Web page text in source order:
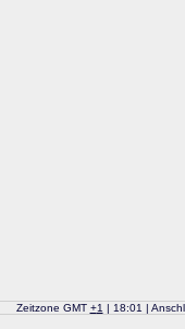
Zeitzone GMT +1 | 18:01 |